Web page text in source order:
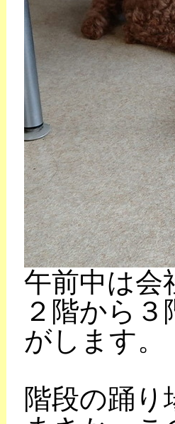
午前中は会
２階から
がします。
階段の踊り